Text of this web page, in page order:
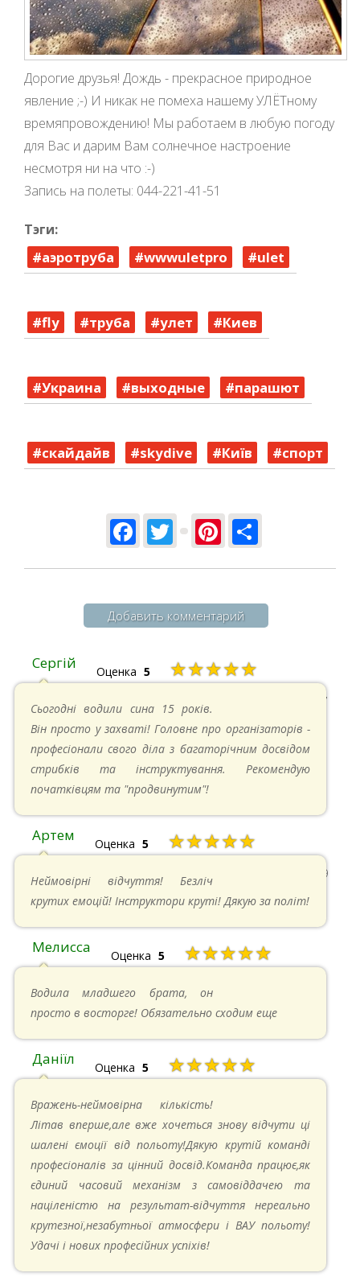
Дорогие друзья! Дождь - прекрасное природное
явление ;-) И никак не помеха нашему УЛЁТному
времяпровождению! Мы работаем в любую погоду
для Вас и дарим Вам солнечное настроение
несмотря ни на что :-)
Запись на полеты: 044-221-41-51
Тэги:
#‎аэротруба‬ ‎#wwwuletpro‬ #ulet
#‎fly #труба‬ #улет‬ ‎#Киев‬
#Украина‬ ‎#выходные‬ ‎#парашют‬
#скайдайв‬ #skydive ‎#Київ‬ #‎спорт‬
Facebook
TwitterPinterest
Добавить комментарий
Сергій Оценка 5 ★★★★★
20.04.2025 в 17:07
Сьогодні водили сина 15 років.
Він просто у захваті! Головне про організаторів -
професіонали свого діла з багаторічним досвідом
стрибків та інструктування. Рекомендую
початківцям та "продвинутим"!
Артем Оценка 5 ★★★★★
22.06.2024 в 15:59
Неймовірні відчуття! Безліч
крутих емоцій! Інструктори круті! Дякую за політ!
Мелисса Оценка 5 ★★★★★
Водила младшего брата, он
просто в восторге! Обязательно сходим еще
Даніїл Оценка 5 ★★★★★
Вражень-неймовірна кількість!
Літав вперше,але вже хочеться знову відчути ці
шалені ємоції від польоту!Дякую крутій команді
професіоналів за цінний досвід.Команда працює,як
єдиний часовий механізм з самовіддачею та
націленістю на результат-відчуття нереально
крутезної,незабутньої атмосфери і ВАУ польоту!
Удачі і нових професійних успіхів!